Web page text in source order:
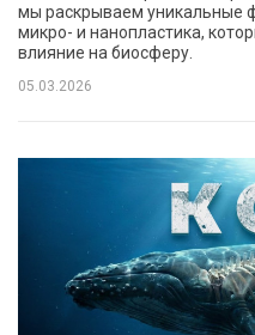
мы раскрываем уникальные
микро- и нанопластика,
влияние на биосферу.
05.03.2026